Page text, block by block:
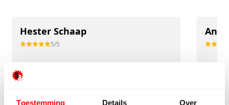
Toestemming Details Over
Hester Schaap
5/5
Top geholpen en voor een mooie prijs alles
kunnen kopen wat ik wil. Heel vriendelijk,